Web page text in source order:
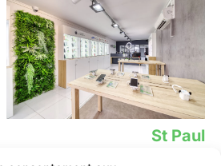
St Paul